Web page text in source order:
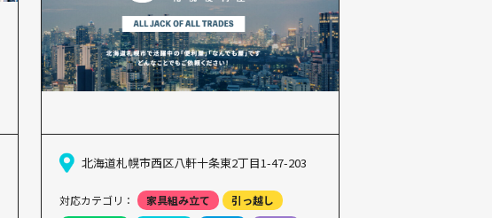
北海道札幌市西区八軒十条東2丁目1-47-203
対応カテゴリ： 家具組み立て
引っ越し